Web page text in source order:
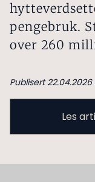
pengebruk.
over 260
Publisert 22.04.2026
Les